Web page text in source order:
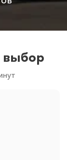
выбор